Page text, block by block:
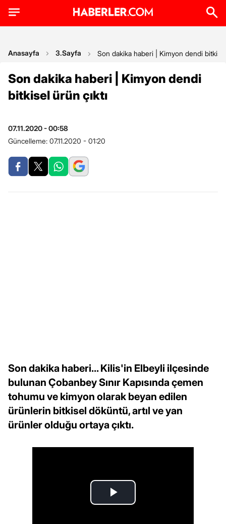
Anasayfa 3.Sayfa Son dakika haberi | Kimyon dendi bitkisel
Son dakika haberi | Kimyon dendi
bitkisel ürün çıktı
07.11.2020 - 00:58
Güncelleme: 07.11.2020 - 01:20
Son dakika haberi... Kilis'in Elbeyli ilçesinde
bulunan Çobanbey Sınır Kapısında çemen
tohumu ve kimyon olarak beyan edilen
ürünlerin bitkisel döküntü, artıl ve yan
ürünler olduğu ortaya çıktı.